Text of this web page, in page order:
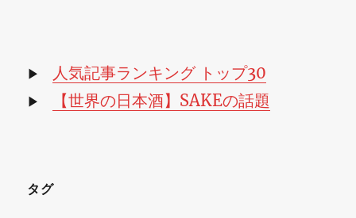
ブ
▶ 人気記事ランキング トップ30
▶ 【世界の日本酒】SAKEの話題
タグ